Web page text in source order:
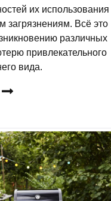
их использования
загрязнениям. Всё это
различных
привлекательного
вида.
ДЕТАЛЬНЕЕ